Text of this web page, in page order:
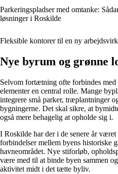
Parkeringspladser med omtanke:
løsninger i Roskilde
Fleksible kontorer til en ny
Nye byrum og grønne
Selvom fortætning ofte forbindes
elementer en central rolle. Mange
integrere små parker, træplantninger
bygningerne. Det skal sikre, at
også mere behagelig at opholde sig i.
I Roskilde har der i de senere år været
forbindelser mellem byens historiske
havneområdet. Nye stiforløb,
være med til at binde byen sammen
aktivitet midt i det tætte byliv.